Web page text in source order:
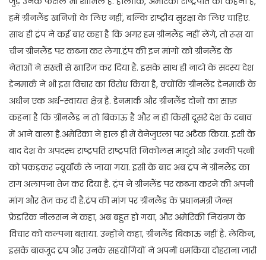
हमें ग्रीनलैंड खनिजों के लिए नहीं, बल्कि राष्ट्रीय सुरक्षा के लिए चाहिए.
साथ ही ट्रंप ने कई बार कहा है कि अगर हम ग्रीनलैंड नहीं लेंगे, तो रूस या
चीन ग्रीनलैंड पर कब्जा कर लेगा.ट्रंप की इन मांगों को ग्रीनलैंड के
नेताओं ने सख्ती से खारिज कर दिया है. इसके साथ ही नाटो के सदस्य देश
डेनमार्क ने भी इस विचार का विरोध किया है, क्योंकि ग्रीनलैंड डेनमार्क के
अधीन एक अर्ध-स्वायत्त क्षेत्र है. डेनमार्क और ग्रीनलैंड दोनों का साफ़
कहना है कि ग्रीनलैंड न तो बिकाऊ है और न ही किसी दूसरे देश के दबाव
में आने वाला है.अमेरिका ने हाल ही में वेनेजुएला पर अटैक किया. इसी के
बाद देश के अपदस्थ राष्ट्रपति राष्ट्रपति निकोलस मादुरो और उनकी पत्नी
को पकड़कर न्यूयॉर्क ले जाया गया. इसी के बाद अब ट्रंप ने ग्रीनलैंड का
राग अलापना तेज कर दिया है. ट्रंप ने ग्रीनलैंड पर कब्जा करने की अपनी
मांग और तेज कर दी है.ट्रंप की मांग पर ग्रीनलैंड के प्रधानमंत्री जेन्स
फ्रेडरिक नीलसन ने कहा, अब बहुत हो गया, और अमेरिकी नियंत्रण के
विचार को कल्पना बताया. उन्होंने कहा, ग्रीनलैंड बिकाऊ नहीं है. लेकिन,
इसके बावजूद ट्रंप और उनके सहयोगियों ने अपनी धमकियां दोहराना जारी